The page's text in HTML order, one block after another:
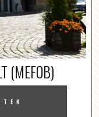
(MEFOB)